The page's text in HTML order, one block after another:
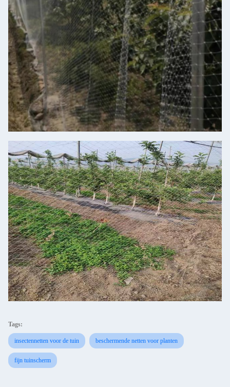
Tags:
insectennetten voor de tuin beschermende netten voor planten
fijn tuinscherm